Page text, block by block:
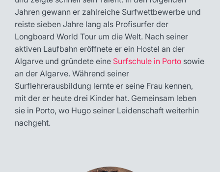
Jahren gewann er zahlreiche Surfwettbewerbe und
reiste sieben Jahre lang als Profisurfer der
Longboard World Tour um die Welt. Nach seiner
aktiven Laufbahn eröffnete er ein Hostel an der
Algarve und gründete eine Surfschule in Porto sowie
an der Algarve. Während seiner
Surflehrerausbildung lernte er seine Frau kennen,
mit der er heute drei Kinder hat. Gemeinsam leben
sie in Porto, wo Hugo seiner Leidenschaft weiterhin
nachgeht.